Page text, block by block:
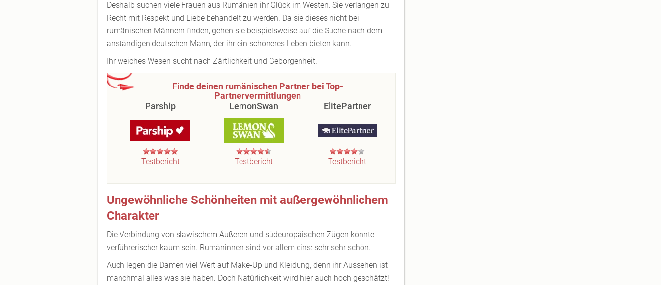
Deshalb suchen viele Frauen aus Rumänien ihr Glück im Westen. Sie verlangen zu
Recht mit Respekt und Liebe behandelt zu werden. Da sie dieses nicht bei
rumänischen Männern finden, gehen sie beispielsweise auf die Suche nach dem
anständigen deutschen Mann, der ihr ein schöneres Leben bieten kann.
Ihr weiches Wesen sucht nach Zärtlichkeit und Geborgenheit.
Finde deinen rumänischen Partner bei Top-
Partnervermittlungen
Parship
Testbericht
LemonSwan
Testbericht
ElitePartner
Testbericht
Ungewöhnliche Schönheiten mit außergewöhnlichem
Charakter
Die Verbindung von slawischem Äußeren und südeuropäischen Zügen könnte
verführerischer kaum sein. Rumäninnen sind vor allem eins: sehr sehr schön.
Auch legen die Damen viel Wert auf Make-Up und Kleidung, denn ihr Aussehen ist
manchmal alles was sie haben. Doch Natürlichkeit wird hier auch hoch geschätzt!